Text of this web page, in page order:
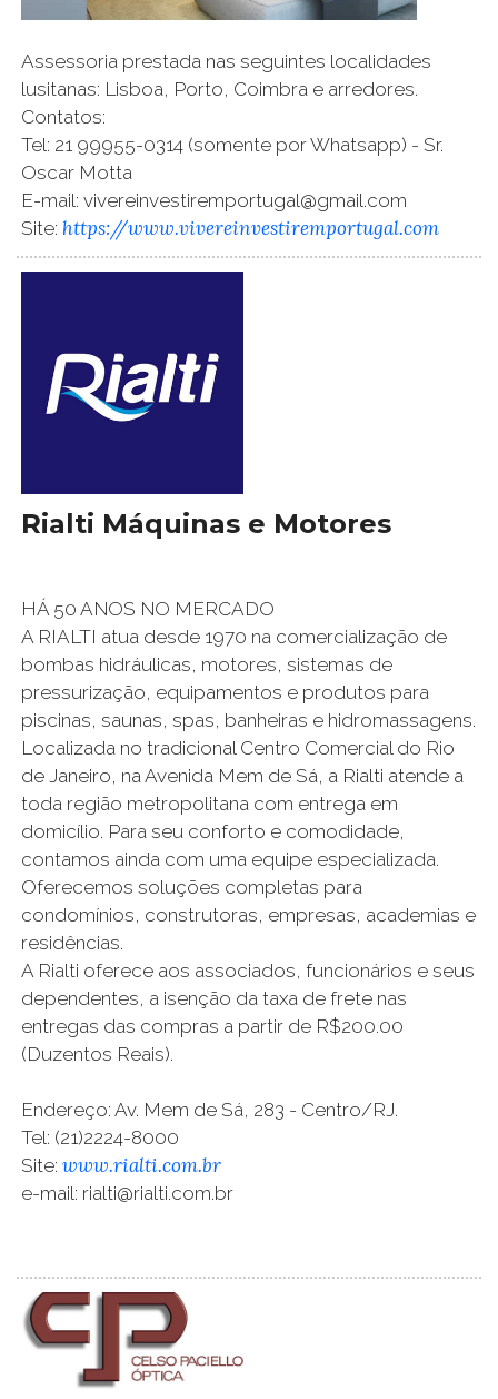
Assessoria prestada nas seguintes localidades
lusitanas: Lisboa, Porto, Coimbra e arredores.
Contatos:
Tel: 21 99955-0314 (somente por Whatsapp) - Sr.
Oscar Motta
E-mail: vivereinvestiremportugal@gmail.com
Site: https://www.vivereinvestiremportugal.com
Rialti Máquinas e Motores
HÁ 50 ANOS NO MERCADO
A RIALTI atua desde 1970 na comercialização de
bombas hidráulicas, motores, sistemas de
pressurização, equipamentos e produtos para
piscinas, saunas, spas, banheiras e hidromassagens.
Localizada no tradicional Centro Comercial do Rio
de Janeiro, na Avenida Mem de Sá, a Rialti atende a
toda região metropolitana com entrega em
domicílio. Para seu conforto e comodidade,
contamos ainda com uma equipe especializada.
Oferecemos soluções completas para
condomínios, construtoras, empresas, academias e
residências.
A Rialti oferece aos associados, funcionários e seus
dependentes, a isenção da taxa de frete nas
entregas das compras a partir de R$200.00
(Duzentos Reais).
Endereço: Av. Mem de Sá, 283 - Centro/RJ.
Tel: (21)2224-8000
Site: www.rialti.com.br
e-mail: rialti@rialti.com.br